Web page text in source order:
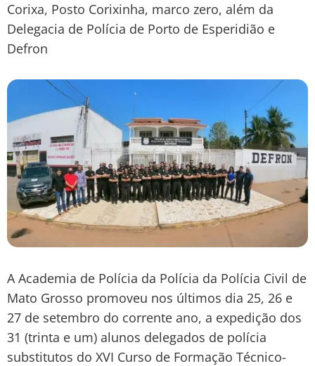
Corixa, Posto Corixinha, marco zero, além da
Delegacia de Polícia de Porto de Esperidião e
Defron
A Academia de Polícia da Polícia da Polícia Civil de
Mato Grosso promoveu nos últimos dia 25, 26 e
27 de setembro do corrente ano, a expedição dos
31 (trinta e um) alunos delegados de polícia
substitutos do XVI Curso de Formação Técnico-